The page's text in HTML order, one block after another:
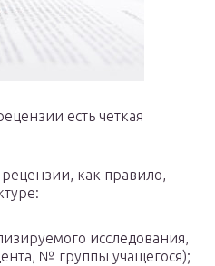
есть четкая
как правило,
исследования,
№ группы учащегося);